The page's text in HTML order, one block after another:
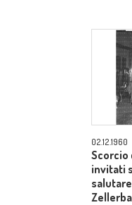
02.12.1960
Scorcio
invitati